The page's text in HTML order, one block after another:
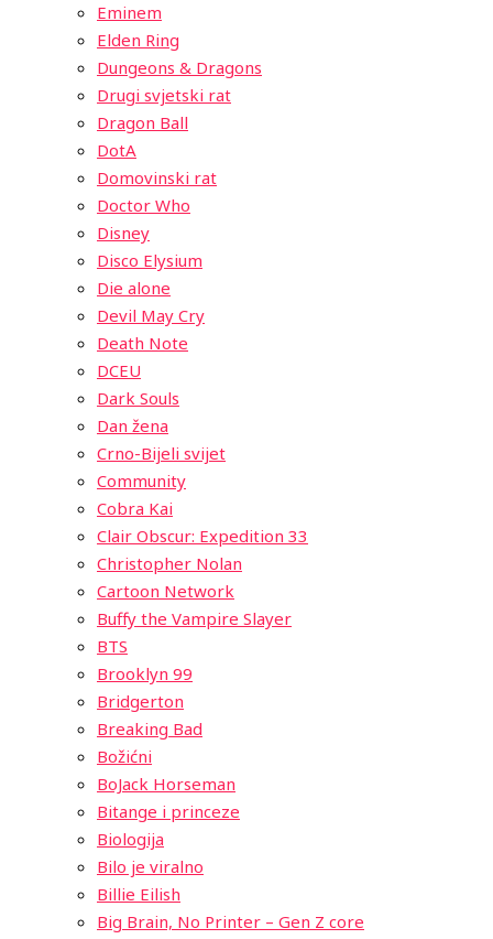
Eminem
Elden Ring
Dungeons & Dragons
Drugi svjetski rat
Dragon Ball
DotA
Domovinski rat
Doctor Who
Disney
Disco Elysium
Die alone
Devil May Cry
Death Note
DCEU
Dark Souls
Dan žena
Crno-Bijeli svijet
Community
Cobra Kai
Clair Obscur: Expedition 33
Christopher Nolan
Cartoon Network
Buffy the Vampire Slayer
BTS
Brooklyn 99
Bridgerton
Breaking Bad
Božićni
BoJack Horseman
Bitange i princeze
Biologija
Bilo je viralno
Billie Eilish
Big Brain, No Printer – Gen Z core